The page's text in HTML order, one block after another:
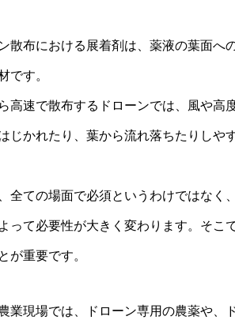
散布における展着剤は、薬液の葉面
です。
高速で散布するドローンでは、風や高
じかれたり、葉から流れ落ちたりしや
全ての場面で必須というわけではなく
って必要性が大きく変わります。そこ
が重要です。
業現場では、ドローン専用の農薬や、